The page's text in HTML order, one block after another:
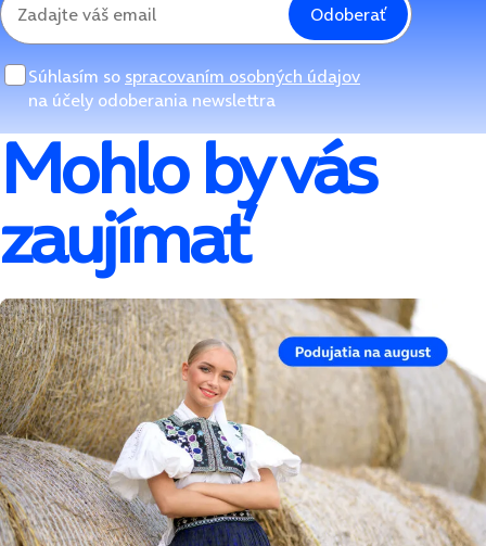
Odoberať
Súhlasím so spracovaním osobných údajov
na účely odoberania newslettra
Mohlo by vás
zaujímať